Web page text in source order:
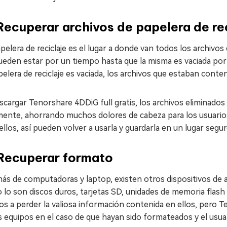
archivos de papelera de
de reciclaje es el lugar a donde van todos los
estar por un tiempo hasta que la misma es vaciada
de reciclaje es vaciada, los archivos que estaban
Tenorshare 4DDiG full gratis, los archivos
ahorrando muchos dolores de cabeza para los
así pueden volver a usarla y guardarla en un lugar
formato
de computadoras y laptop, existen otros dispositivos de
lo son discos duros, tarjetas SD, unidades de memoria
a perder la valiosa información contenida en ellos, pero
equipos en el caso de que hayan sido formateados y el